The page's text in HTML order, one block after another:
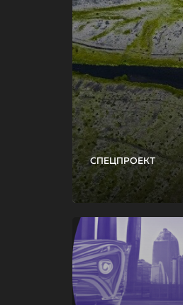
СПЕЦПРОЕКТ